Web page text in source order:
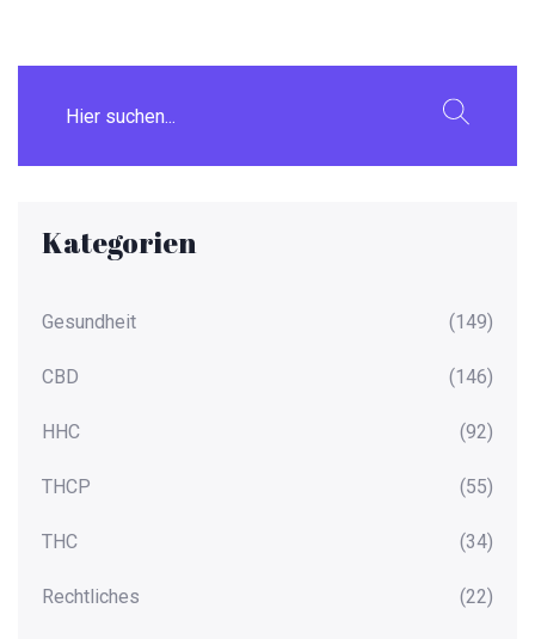
Kategorien
Gesundheit (149)
CBD (146)
HHC (92)
THCP (55)
THC (34)
Rechtliches (22)